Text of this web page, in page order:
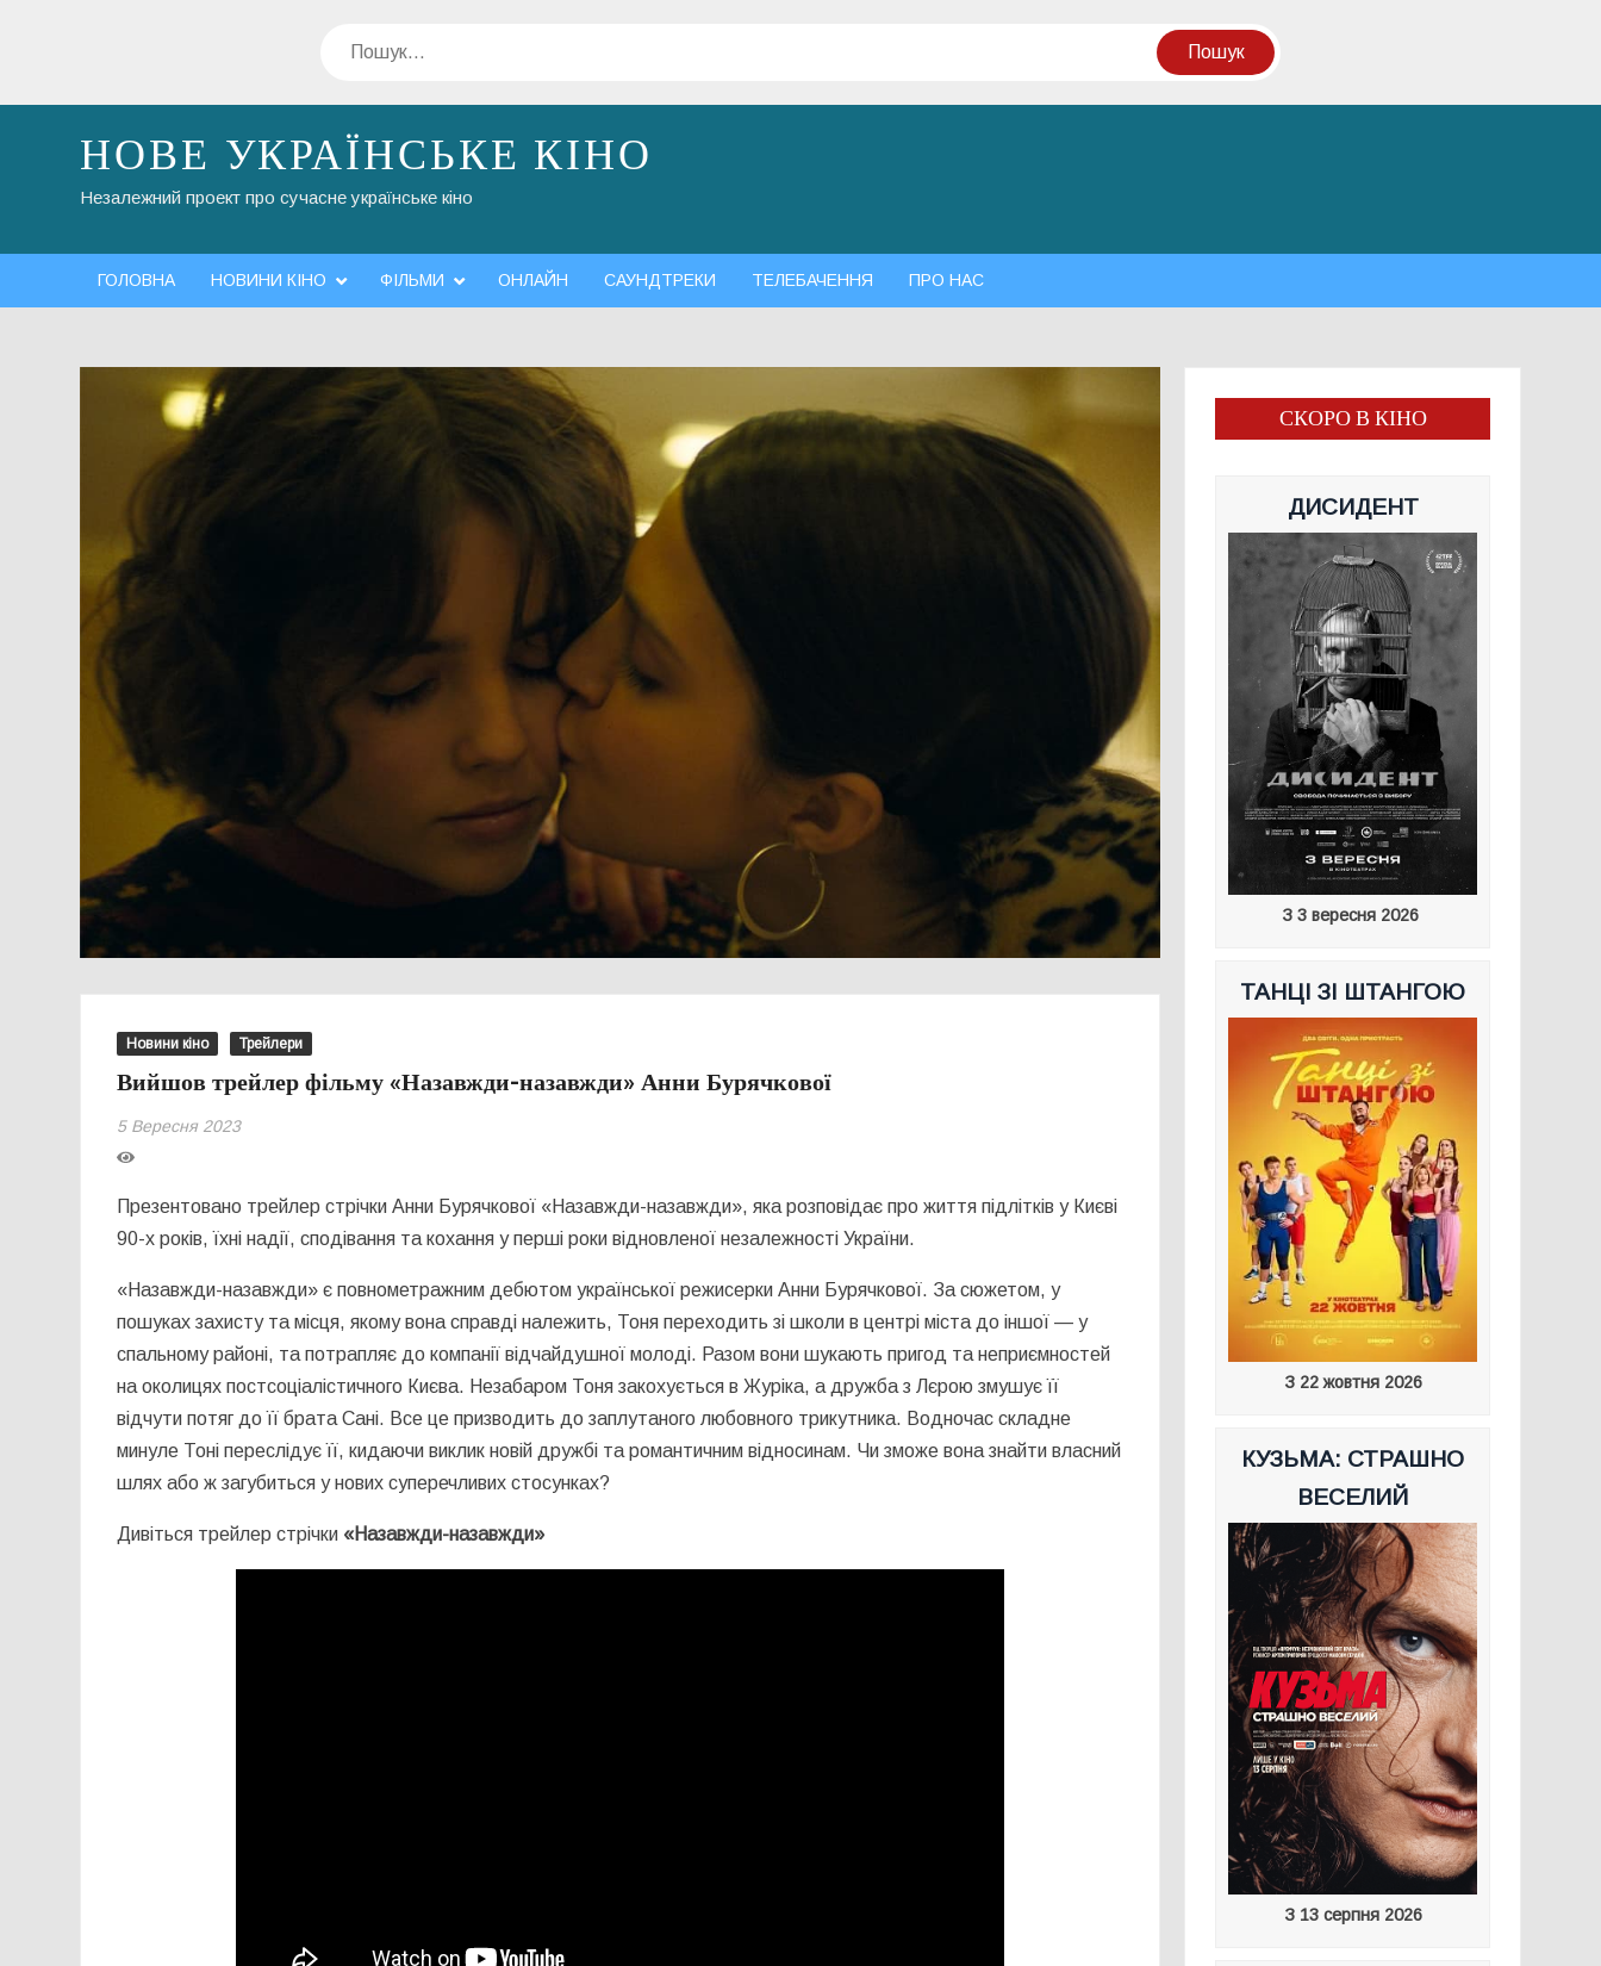
Пошук
НОВЕ УКРАЇНСЬКЕ КІНО
Незалежний проект про сучасне українське кіно
ГОЛОВНА НОВИНИ КІНО ФІЛЬМИ ОНЛАЙН САУНДТРЕКИ ТЕЛЕБАЧЕННЯ ПРО НАС
Новини кіно Трейлери
Вийшов трейлер фільму «Назавжди-назавжди» Анни Бурячкової
5 Вересня 2023
Презентовано трейлер стрічки Анни Бурячкової «Назавжди-назавжди», яка розповідає про життя підлітків у Києві
90-х років, їхні надії, сподівання та кохання у перші роки відновленої незалежності України.
«Назавжди-назавжди» є повнометражним дебютом української режисерки Анни Бурячкової. За сюжетом, у
пошуках захисту та місця, якому вона справді належить, Тоня переходить зі школи в центрі міста до іншої — у
спальному районі, та потрапляє до компанії відчайдушної молоді. Разом вони шукають пригод та неприємностей
на околицях постсоціалістичного Києва. Незабаром Тоня закохується в Журіка, а дружба з Лєрою змушує її
відчути потяг до її брата Сані. Все це призводить до заплутаного любовного трикутника. Водночас складне
минуле Тоні переслідує її, кидаючи виклик новій дружбі та романтичним відносинам. Чи зможе вона знайти власний
шлях або ж загубиться у нових суперечливих стосунках?
Дивіться трейлер стрічки «Назавжди-назавжди»
СКОРО В КІНО
ДИСИДЕНТ
З 3 вересня 2026
ТАНЦІ ЗІ ШТАНГОЮ
З 22 жовтня 2026
КУЗЬМА: СТРАШНО
ВЕСЕЛИЙ
З 13 серпня 2026